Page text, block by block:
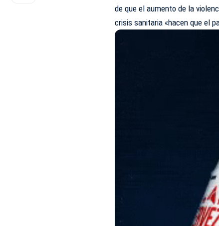
de que el aumento de la
crisis sanitaria «hacen que el